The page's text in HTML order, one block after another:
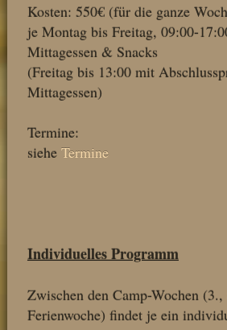
Kosten: 550€ (für die ganze
je Montag bis Freitag, 09:00-
Mittagessen & Snacks
(Freitag bis 13:00 mit
Mittagessen)
Termine:
siehe Termine
Individuelles Programm
Zwischen den Camp-Wochen (3.,
Ferienwoche) findet je ein